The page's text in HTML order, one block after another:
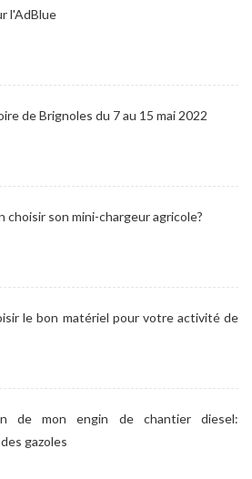
l'AdBlue
de Brignoles du 7 au 15 mai 2022
choisir son mini-chargeur agricole?
le bon matériel pour votre activité de
de mon engin de chantier diesel:
gazoles